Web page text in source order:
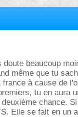
beaucoup
même que tu
à cause de
tu en aura
chance.
Elle se fait en un